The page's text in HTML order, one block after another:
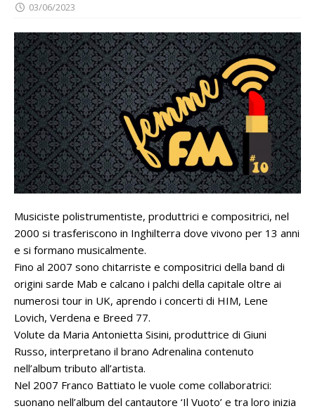
03/06/2023
Musiciste polistrumentiste, produttrici e compositrici, nel
2000 si trasferiscono in Inghilterra dove vivono per 13 anni
e si formano musicalmente.
Fino al 2007 sono chitarriste e compositrici della band di
origini sarde Mab e calcano i palchi della capitale oltre ai
numerosi tour in UK, aprendo i concerti di HIM, Lene
Lovich, Verdena e Breed 77.
Volute da Maria Antonietta Sisini, produttrice di Giuni
Russo, interpretano il brano Adrenalina contenuto
nell’album tributo all’artista.
Nel 2007 Franco Battiato le vuole come collaboratrici:
suonano nell’album del cantautore ‘Il Vuoto’ e tra loro inizia